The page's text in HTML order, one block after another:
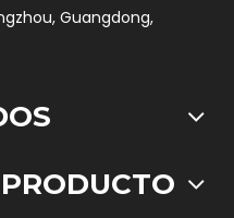
Guangdong,